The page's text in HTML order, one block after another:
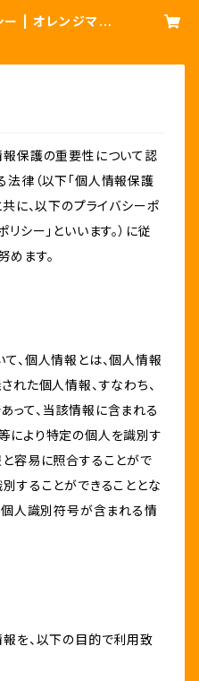
ー | オレンジマン
報保護の重要性について認
法律（以下「個人情報保護
共に、以下のプライバシーポ
シー」といいます。）に従
めます。
、個人情報とは、個人情報
れた個人情報、すなわち、
って、当該情報に含まれる
により特定の個人を識別す
容易に照合することがで
することができることとな
個人識別符号が含まれる情
報を、以下の目的で利用致